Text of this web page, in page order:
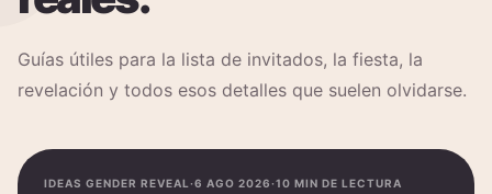
Guías útiles para la lista de invitados, la fiesta, la
revelación y todos esos detalles que suelen olvidarse.
EMPIEZA AQUÍ
IDEAS GENDER REVEAL·6 AGO 2026·10 MIN DE LECTURA